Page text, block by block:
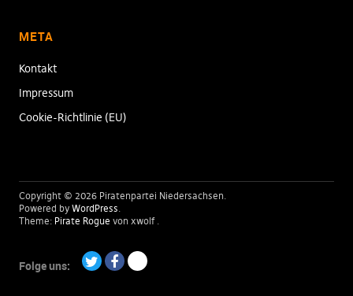
META
Kontakt
Impressum
Cookie-Richtlinie (EU)
Copyright © 2026 Piratenpartei Niedersachsen
Powered by WordPress
Theme: Pirate Rogue von xwolf
Folge uns: